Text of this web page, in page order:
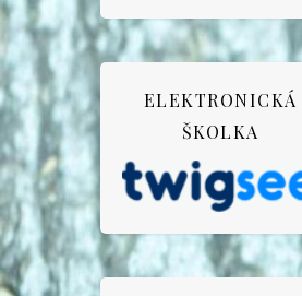
ELEKTRONICKÁ
ŠKOLKA